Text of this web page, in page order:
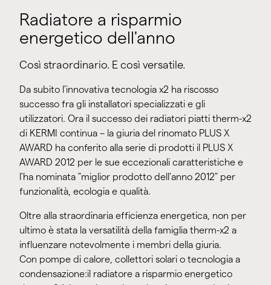
Radiatore a risparmio
energetico dell'anno
Così straordinario. E così versatile.
Da subito l'innovativa tecnologia x2 ha riscosso
successo fra gli installatori specializzati e gli
utilizzatori. Ora il successo dei radiatori piatti therm-x2
di KERMI continua – la giuria del rinomato PLUS X
AWARD ha conferito alla serie di prodotti il PLUS X
AWARD 2012 per le sue eccezionali caratteristiche e
l'ha nominata "miglior prodotto dell'anno 2012" per
funzionalità, ecologia e qualità.
Oltre alla straordinaria efficienza energetica, non per
ultimo è stata la versatilità della famiglia therm-x2 a
influenzare notevolmente i membri della giuria.
Con pompe di calore, collettori solari o tecnologia a
condensazione:il radiatore a risparmio energetico